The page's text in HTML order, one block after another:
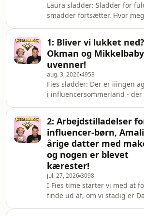
Laura sladder: Sladder for
smadder fortsætter. Hvor
Mette Sommer reklamerer for
toiletrens, og en klam mand
cykel er røvubehagelig rundt
i Kbh. Mie Isaksen har været i
feriehelvede, og er Sara
eneste dansker, der rent
lide plejehjemsmaden fra
Feast? Vi skal også forbi m
1: Bliver vi lukket
Okman og Mikkelbaby
uvenner!
aug. 3, 20264953
Fies sladder: Der er iiingen
i influencersommerland - der
Instagram-profil Dagsmadret.
blev lukket - men af hvem?
risikerer Hvepsereden også
blive lukket ned? Vi giver en
opdatering på ugens
Tabu-tid spørger vi, om
Wichmans kropspositive
virkeligheden
2: Arbejdstilladelser
influencer-børn,
årige datter med
og nogen er blevet
kærester!
jul. 27, 20263098
I Fies time starter vi med at
finde ud af, om vi stadig er